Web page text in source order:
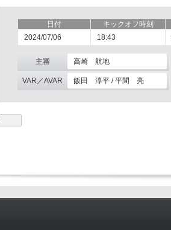
日付 キックオフ時刻
2024/07/06
18:43
主審 高崎 航地
VAR／AVAR 飯田 淳平 / 平間 亮